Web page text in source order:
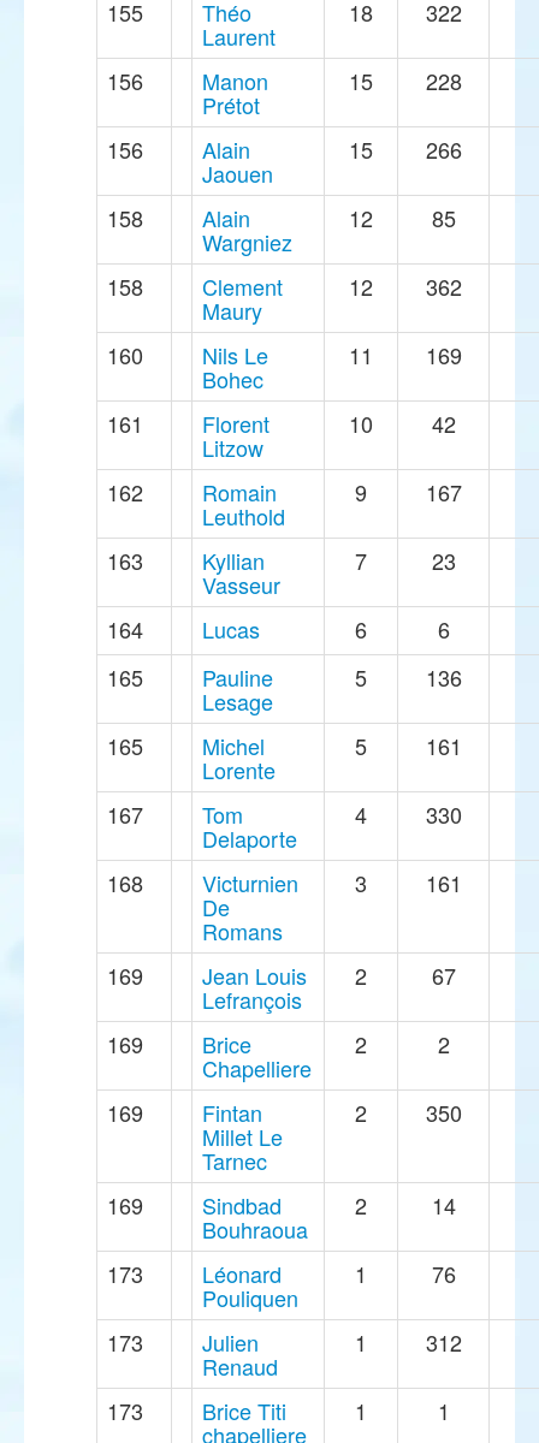
155 Théo
Laurent
18 322
156 Manon
Prétot
15 228
156 Alain
Jaouen
15 266
158 Alain
Wargniez
12 85
158 Clement
Maury
12 362
160 Nils Le
Bohec
11 169
161 Florent
Litzow
10 42
162 Romain
Leuthold
9 167
163 Kyllian
Vasseur
7 23
164 Lucas 6
6
165
Pauline
Lesage
5 136
165 Michel
Lorente
5 161
167 Tom
Delaporte
4 330
168 Victurnien
De
Romans
3 161
169 Jean Louis
Lefrançois
2 67
169 Brice
Chapelliere
2 2
169 Fintan
Millet Le
Tarnec
2 350
169 Sindbad
Bouhraoua
2 14
173 Léonard
Pouliquen
1 76
173 Julien
Renaud
1 312
173 Brice Titi
chapelliere
1 1